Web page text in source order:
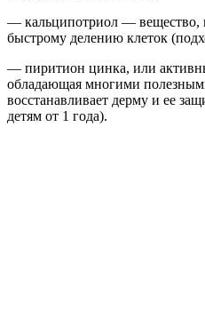
— кальципотриол — вещество,
быстрому делению клеток
— пиритион цинка, или
обладающая многими
восстанавливает дерму и ее
детям от 1 года).